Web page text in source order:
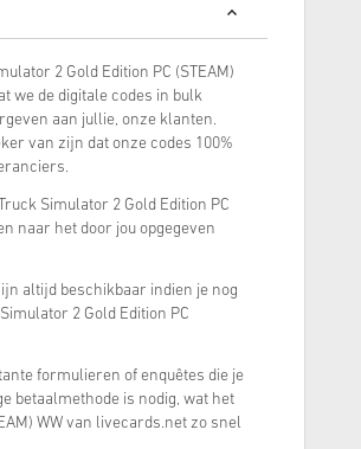
2 Gold Edition PC (STEAM)
we de digitale codes in bulk
aan jullie, onze klanten.
van zijn dat onze codes 100%
Simulator 2 Gold Edition PC
naar het door jou opgegeven
altijd beschikbaar indien je nog
2 Gold Edition PC
formulieren of enquêtes die je
betaalmethode is nodig, wat het
WW van livecards.net zo snel